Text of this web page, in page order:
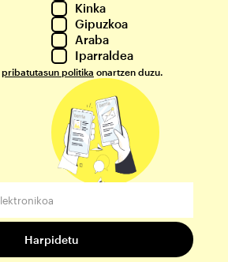
Kinka
Gipuzkoa
Araba
Iparraldea
pribatutasun politika onartzen duzu.